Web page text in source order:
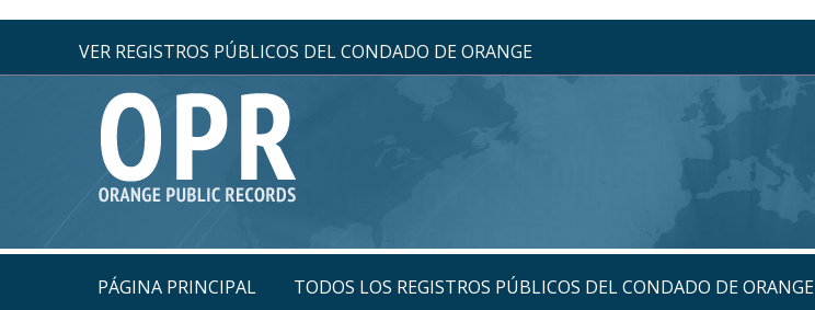
VER REGISTROS PÚBLICOS DEL CONDADO DE ORANGE
PÁGINA PRINCIPAL TODOS LOS REGISTROS PÚBLICOS DEL CONDADO DE ORANGE